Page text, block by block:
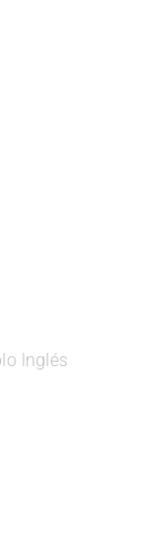
Inglés